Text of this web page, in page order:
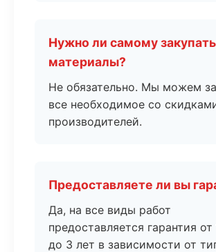
Нужно ли самому закупать
материалы?
Не обязательно. Мы можем
все необходимое со
производителей.
Предоставляете ли вы
Да, на все виды работ
предоставляется гарантия от
до 3 лет в зависимости от